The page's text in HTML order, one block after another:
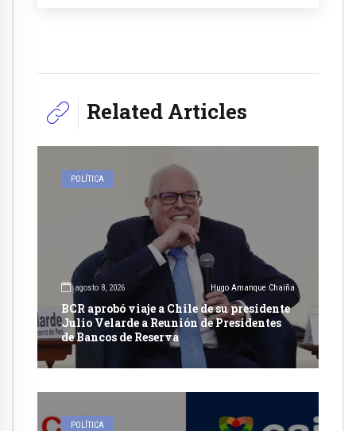
Related Articles
POLÍTICA
agosto 8, 2026 Hugo Amanque Chaiña
BCR aprobó viaje a Chile de su presidente
Julio Velarde a Reunión de Presidentes
de Bancos de Reserva
POLÍTICA